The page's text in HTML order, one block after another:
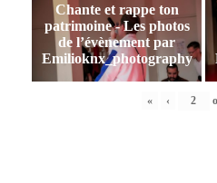
Chante et rappe ton
patrimoine - Les photos
de l’évènement par
Emilioknx_photography
« ‹